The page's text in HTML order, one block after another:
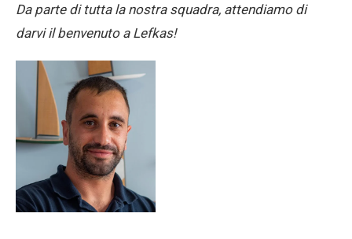
Da parte di tutta la nostra squadra, attendiamo di
darvi il benvenuto a Lefkas!